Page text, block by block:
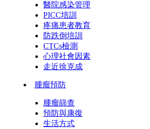
醫院感染管理
PICC培訓
疼痛患者教育
防跌倒培訓
CTCs檢測
心理社會因素
走近徐克成
腫瘤預防
腫瘤篩查
預防與康復
生活方式